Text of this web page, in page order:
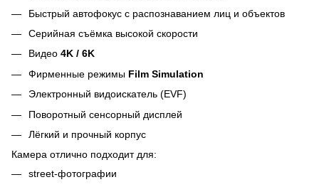
Быстрый автофокус с распознаванием лиц и объектов
Серийная съёмка высокой скорости
Видео 4K / 6K
Фирменные режимы Film Simulation
Электронный видоискатель (EVF)
Поворотный сенсорный дисплей
Лёгкий и прочный корпус
Камера отлично подходит для:
street-фотографии